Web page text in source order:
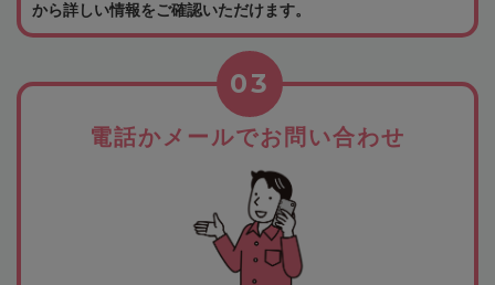
から詳しい情報をご確認いただけます。
電話かメールでお問い合わせ
03